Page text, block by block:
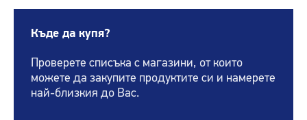
Къде да купя?
Проверете списъка с магазини, от които
можете да закупите продуктите си и намерете
най-близкия до Вас.